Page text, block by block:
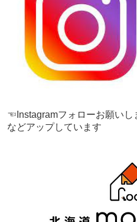
☜Instagramフォローお願いし
などアップしています